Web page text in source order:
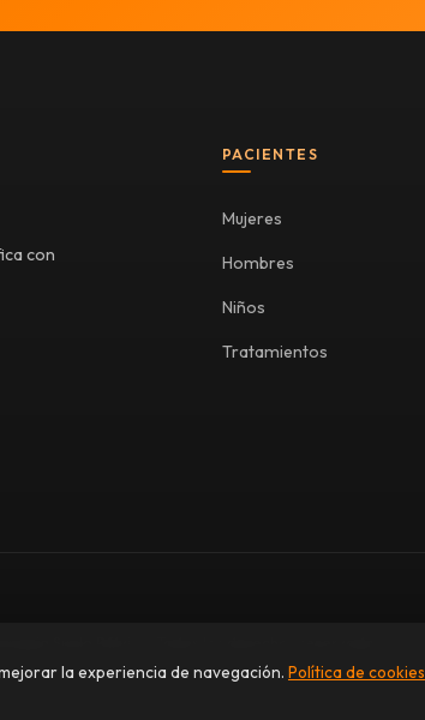
con
PACIENTES
Mujeres
Hombres
Niños
Tratamientos
la experiencia de navegación. Política de cookies